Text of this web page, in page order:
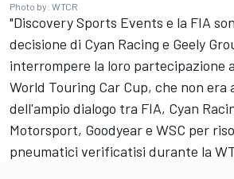
Photo by: WTCR
"Discovery Sports Events e la FIA
decisione di Cyan Racing e Geely
interrompere la loro partecipazione
World Touring Car Cup, che non era
dell'ampio dialogo tra FIA, Cyan
Motorsport, Goodyear e WSC per
pneumatici verificatisi durante la